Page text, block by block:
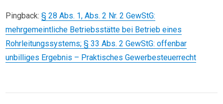
Pingback:§ 28 Abs. 1, Abs. 2 Nr. 2 GewStG:
mehrgemeintliche Betriebsstätte bei Betrieb eines
Rohrleitungssystems; § 33 Abs. 2 GewStG: offenbar
unbilliges Ergebnis – Praktisches Gewerbesteuerrecht